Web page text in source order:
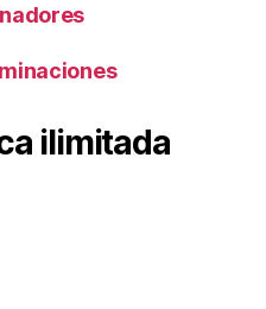
ilimitada